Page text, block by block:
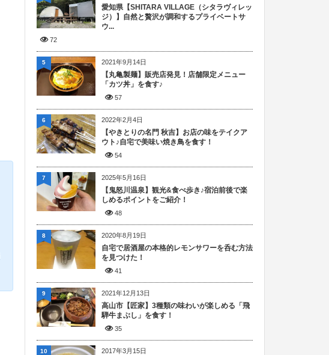
愛知県【SHITARA VILLAGE（シタラヴィレッ
ジ）】自然と贅沢が調和するプライベートサ
ウ...
72
2021年9月14日
【丸亀製麺】販売店発見！店舗限定メニュー
「カツ丼」を食す♪
57
5
2022年2月4日
【やきとりの名門 秋吉】お店の味をテイクア
ウト♪自宅で美味い焼き鳥を食す！
54
6
2025年5月16日
【鬼怒川温泉】観光&食べ歩き♪宿泊前後で楽
しめるポイントをご紹介！
48
7
2020年8月19日
自宅で居酒屋の本格的レモンサワーを呑む方法
を見つけた！
41
8
2021年12月13日
高山市【匠家】3種類の味わいが楽しめる「飛
騨牛まぶし」を食す！
35
9
2017年3月15日
10